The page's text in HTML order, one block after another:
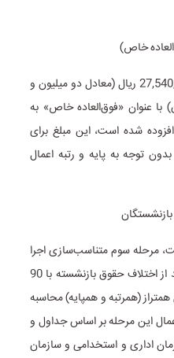
علاوه بر 20 درصد، مبلغ ثابت 27,540,000 ریال (معادل دو میلیون و
با عنوان «فوق‌العاده خاص» به
شده است، این مبلغ برای
توجه به پایه و رتبه اعمال
مرحله سوم متناسب‌سازی اجرا
شده است، بر این اساس، 30 درصد از اختلاف حقوق بازنشسته با 90
(همرتبه و همپایه) محاسبه
این مرحله بر اساس جداول و
اداری و استخدامی و سازمان